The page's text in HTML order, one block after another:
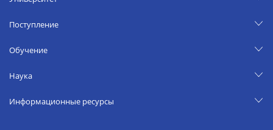
Поступление
Обучение
Наука
Информационные ресурсы